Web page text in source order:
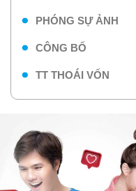
PHÓNG SỰ ẢNH
CÔNG BỐ
TT THOÁI VỐN